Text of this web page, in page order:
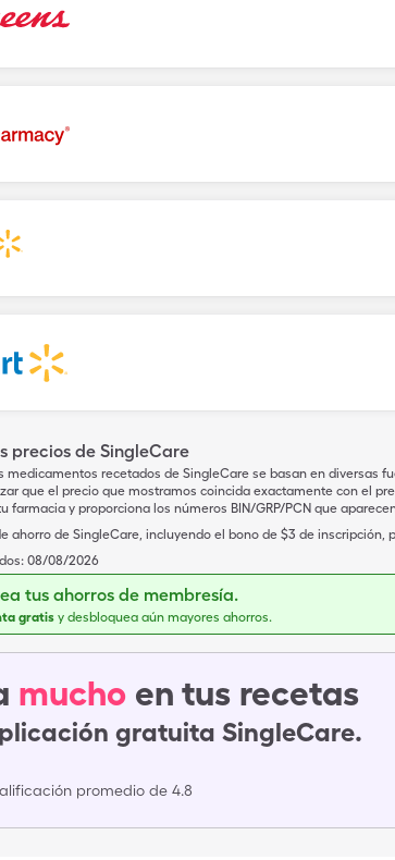
precios de SingleCare
medicamentos recetados de SingleCare se basan en diversas
que el precio que mostramos coincida exactamente con el
farmacia y proporciona los números BIN/GRP/PCN que
ahorro de SingleCare, incluyendo el bono de $3 de inscripción,
08/08/2026
tus ahorros de membresía.
gratis y desbloquea aún mayores ahorros.
mucho en tus recetas
gratuita SingleCare.
promedio de 4.8